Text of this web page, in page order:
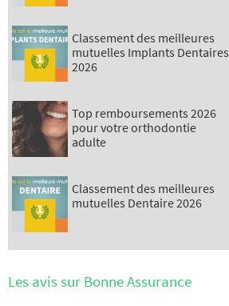
Classement des meilleures
mutuelles Implants Dentaires
2026
Top remboursements 2026
pour votre orthodontie
adulte
Classement des meilleures
mutuelles Dentaire 2026
Les avis sur Bonne Assurance